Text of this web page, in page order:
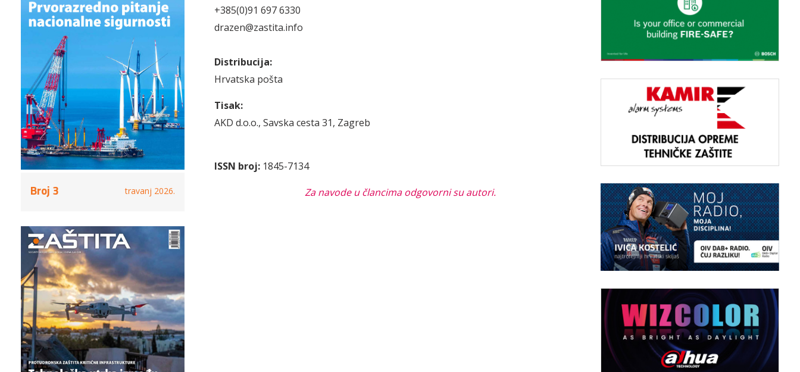
Broj 3 travanj 2026.
+385(0)91 697 6330
drazen@zastita.info
Distribucija:
Hrvatska pošta
Tisak:
AKD d.o.o., Savska cesta 31, Zagreb
ISSN broj:1845-7134
Za navode u člancima odgovorni su autori.